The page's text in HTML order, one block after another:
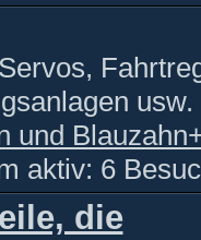
usw.
und
aktiv: 6
die